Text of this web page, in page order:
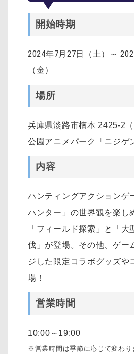
開始時期
2024年7月27日（土）～
（金）
場所
兵庫県淡路市楠本 2425-2
公園アニメパーク「ニジゲ
内容
ハンティングアクションゲ
ハンター」の世界観を楽し
「フィールド探索」と「
伐」が登場。その他、ゲー
ジした限定コラボグッズや
場！
営業時間
10:00～19:00
※営業時間は季節に応じて変わり